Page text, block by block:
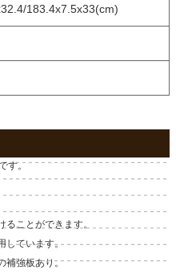
183.4x7.5x33(cm)
す。
ことができます。
しています。
補強板あり。